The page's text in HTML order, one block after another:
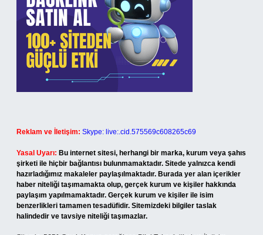
Reklam ve İletişim: Skype: live:.cid.575569c608265c69
Yasal Uyarı: Bu internet sitesi, herhangi bir marka, kurum veya şahıs
şirketi ile hiçbir bağlantısı bulunmamaktadır. Sitede yalnızca kendi
hazırladığımız makaleler paylaşılmaktadır. Burada yer alan içerikler
haber niteliği taşımamakta olup, gerçek kurum ve kişiler hakkında
paylaşım yapılmamaktadır. Gerçek kurum ve kişiler ile isim
benzerlikleri tamamen tesadüfidir. Sitemizdeki bilgiler taslak
halindedir ve tavsiye niteliği taşımazlar.